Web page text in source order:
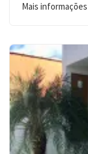
Mais informações